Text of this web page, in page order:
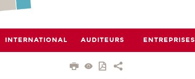
INTERNATIONAL AUDITEURS ENTREPRISES